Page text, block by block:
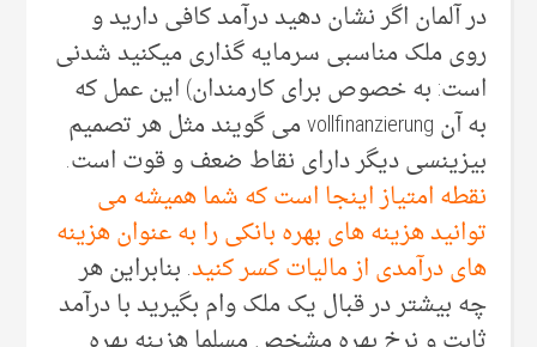
در آلمان اگر نشان دهید درآمد کافی دارید و
روی ملک مناسبی سرمایه گذاری میکنید شدنی
است: به خصوص برای کارمندان) این عمل که
به آن vollfinanzierung می گویند مثل هر تصمیم
بیزینسی دیگر دارای نقاط ضعف و قوت است.
نقطه امتیاز اینجا است که شما همیشه می
توانید هزینه های بهره بانکی را به عنوان هزینه
های درآمدی از مالیات کسر کنید. بنابراین هر
چه بیشتر در قبال یک ملک وام بگیرید با درآمد